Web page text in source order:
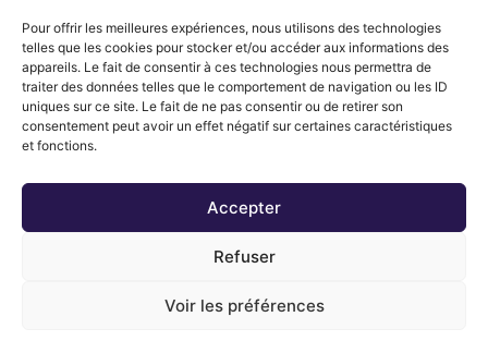
Pour offrir les meilleures expériences, nous utilisons des technologies
telles que les cookies pour stocker et/ou accéder aux informations des
appareils. Le fait de consentir à ces technologies nous permettra de
traiter des données telles que le comportement de navigation ou les ID
uniques sur ce site. Le fait de ne pas consentir ou de retirer son
consentement peut avoir un effet négatif sur certaines caractéristiques
et fonctions.
Accepter
Refuser
Voir les préférences
du
reste
différence
Comment
ça marche
?